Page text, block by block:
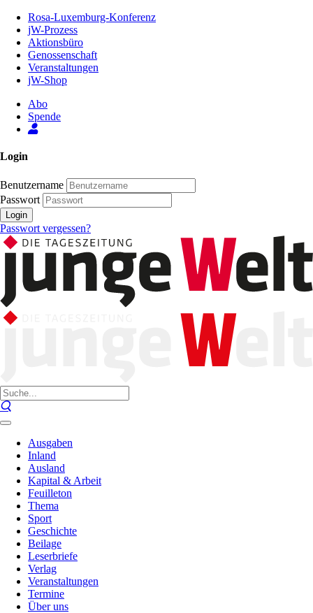
Inhalt
Seite
Rosa-Luxemburg-Konferenz
jW-Prozess
Aktionsbüro
Genossenschaft
Veranstaltungen
jW-Shop
Abo
Spende
Login
Benutzername
Passwort
Login
Passwort vergessen?
Ausgaben
Inland
Ausland
Kapital & Arbeit
Feuilleton
Thema
Sport
Geschichte
Beilage
Leserbriefe
Verlag
Veranstaltungen
Termine
Über uns